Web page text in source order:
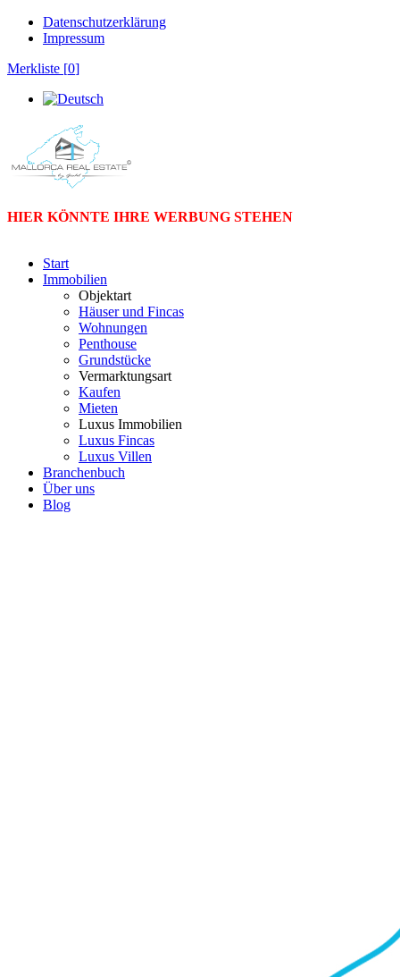
Datenschutzerklärung
Impressum
Merkliste [0]
HIER KÖNNTE IHRE WERBUNG STEHEN
Start
Immobilien
Objektart
Häuser und Fincas
Wohnungen
Penthouse
Grundstücke
Vermarktungsart
Kaufen
Mieten
Luxus Immobilien
Luxus Fincas
Luxus Villen
Branchenbuch
Über uns
Blog